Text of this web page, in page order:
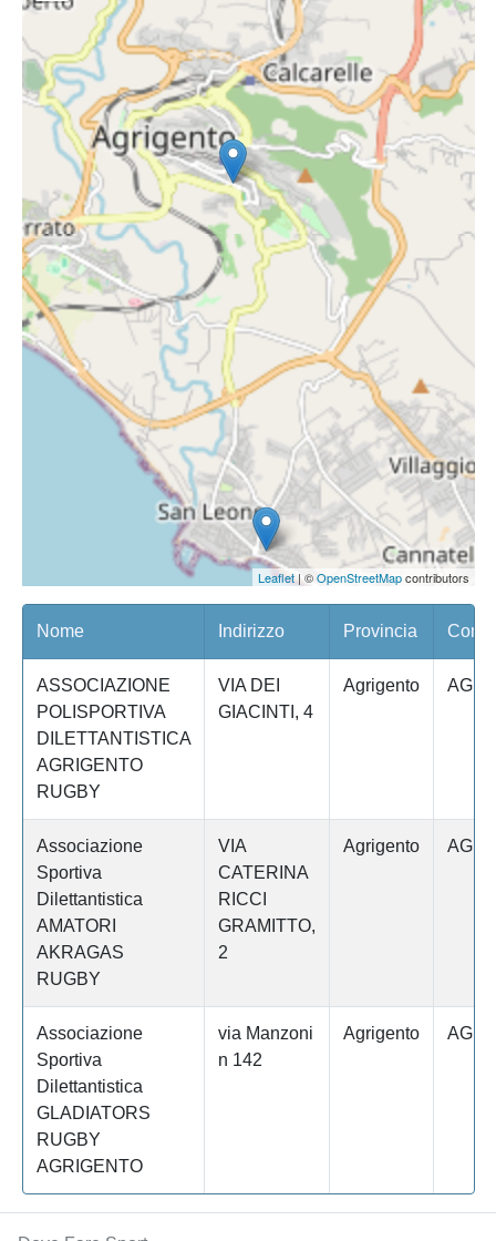
Leaflet| ©OpenStreetMapcontributors
Nome Indirizzo Provincia
ASSOCIAZIONE
POLISPORTIVA
DILETTANTISTICA
AGRIGENTO
RUGBY
VIA DEI
GIACINTI, 4
Agrigento
Associazione
Sportiva
Dilettantistica
AMATORI
AKRAGAS
RUGBY
VIA
CATERINA
RICCI
GRAMITTO,
2
Agrigento
Associazione
Sportiva
Dilettantistica
GLADIATORS
RUGBY
AGRIGENTO
via Manzoni
n 142
Agrigento